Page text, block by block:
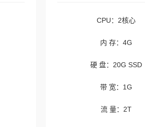
CPU：2核心
内 存：4G
硬 盘：20G SSD
带 宽：1G
流 量：2T